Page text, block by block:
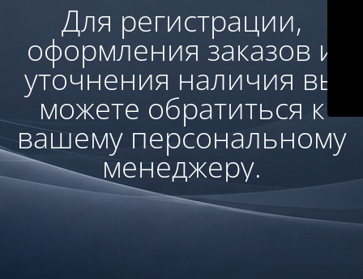
Для регистрации,
оформления заказов и
уточнения наличия вы
можете обратиться к
вашему персональному
менеджеру.